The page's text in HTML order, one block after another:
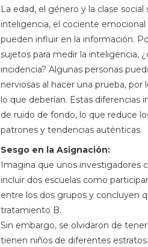
La edad, el género y la clase
inteligencia, el cociente
pueden influir en la información.
sujetos para medir la inteligencia,
incidencia? Algunas personas
nerviosas al hacer una prueba,
lo que deberían. Estas diferencias
de ruido de fondo, lo que reduce
patrones y tendencias auténticas.
Sesgo en la Asignación:
Imagina que unos investigadores
incluir dos escuelas como
entre los dos grupos y concluyen
tratamiento B.
Sin embargo, se olvidaron de
tienen niños de diferentes